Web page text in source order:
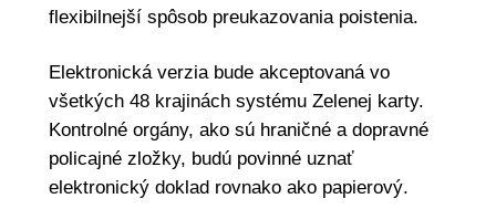
flexibilnejší spôsob preukazovania poistenia.
Elektronická verzia bude akceptovaná vo
všetkých 48 krajinách systému Zelenej karty.
Kontrolné orgány, ako sú hraničné a dopravné
policajné zložky, budú povinné uznať
elektronický doklad rovnako ako papierový.